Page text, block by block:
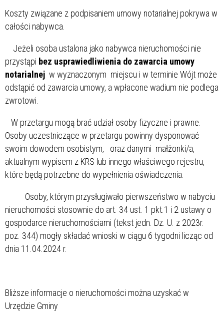
Koszty związane z podpisaniem umowy notarialnej pokrywa w
całości nabywca.
Jeżeli osoba ustalona jako nabywca nieruchomości nie
przystąpi bez usprawiedliwienia do zawarcia umowy
notarialnej w wyznaczonym miejscu i w terminie Wójt może
odstąpić od zawarcia umowy, a wpłacone wadium nie podlega
zwrotowi.
W przetargu mogą brać udział osoby fizyczne i prawne.
Osoby uczestniczące w przetargu powinny dysponować
swoim dowodem osobistym, oraz danymi małżonki/a,
aktualnym wypisem z KRS lub innego właściwego rejestru,
które będą potrzebne do wypełnienia oświadczenia.
Osoby, którym przysługiwało pierwszeństwo w nabyciu
nieruchomości stosownie do art. 34 ust. 1 pkt.1 i 2 ustawy o
gospodarce nieruchomościami (tekst jedn. Dz. U. z 2023r.
poz. 344) mogły składać wnioski w ciągu 6 tygodni licząc od
dnia 11.04.2024 r.
Bliższe informacje o nieruchomości można uzyskać w
Urzędzie Gminy